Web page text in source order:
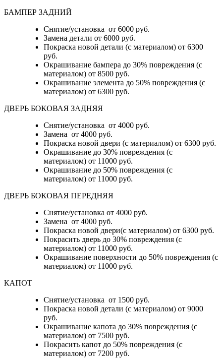
БАМПЕР ЗАДНИЙ
Снятие/установка от 6000 руб.
Замена детали от 6000 руб.
Покраска новой детали (с материалом) от 6300
руб.
Окрашивание бампера до 30% повреждения (с
материалом) от 8500 руб.
Окрашивание элемента до 50% повреждения (с
материалом) от 6300 руб.
ДВЕРЬ БОКОВАЯ ЗАДНЯЯ
Снятие/установка от 4000 руб.
Замена от 4000 руб.
Покраска новой двери (с материалом) от 6300 руб.
Окрашивание до 30% повреждения (с
материалом) от 11000 руб.
Окрашивание до 50% повреждения (с
материалом) от 11000 руб.
ДВЕРЬ БОКОВАЯ ПЕРЕДНЯЯ
Снятие/установка от 4000 руб.
Замена от 4000 руб.
Покраска новой двери(с материалом) от 6300 руб.
Покрасить дверь до 30% повреждения (с
материалом) от 11000 руб.
Окрашивание поверхности до 50% повреждения (с
материалом) от 11000 руб.
КАПОТ
Снятие/установка от 1500 руб.
Покраска новой детали (с материалом) от 9000
руб.
Окрашивание капота до 30% повреждения (с
материалом) от 7500 руб.
Покрасить капот до 50% повреждения (с
материалом) от 7200 руб.